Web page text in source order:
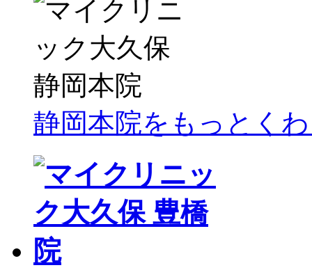
静岡本院をもっとく